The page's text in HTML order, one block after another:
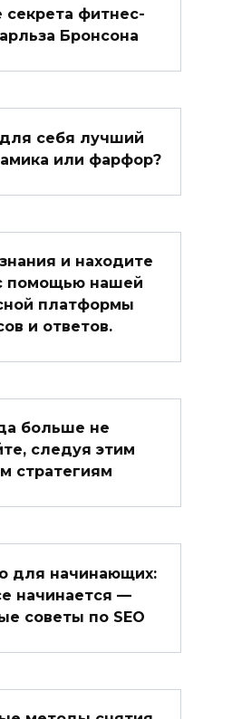
секрета фитнес-
Бронсона
себя лучший
или фарфор?
и находите
помощью нашей
платформы
и ответов.
больше не
следуя этим
стратегиям
для начинающих:
начинается —
советы по SEO